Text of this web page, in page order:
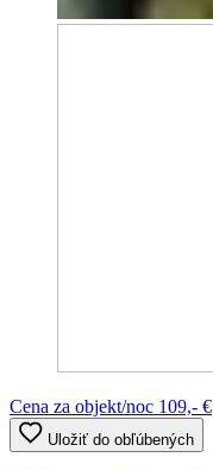
Cena za objekt/noc 109,- €
Uložiť do obľúbených